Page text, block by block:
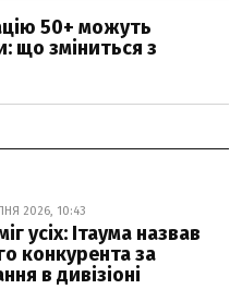
2026, 10:43
усіх: Ітаума назвав
конкурента за
в дивізіоні